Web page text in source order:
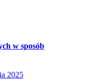
w sposób
2025